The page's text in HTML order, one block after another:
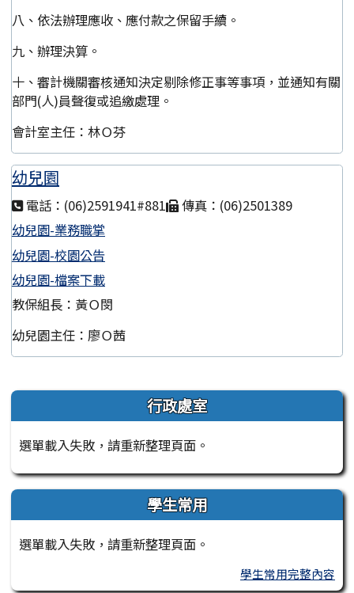
八、依法辦理應收、應付款之保留手續。
九、辦理決算。
十、審計機關審核通知決定剔除修正事等事項，並通知有關
部門(人)員聲復或追繳處理。
會計室主任：林Ｏ芬
幼兒園
電話：(06)2591941#881
傳真：(06)2501389
幼兒園-業務職掌
幼兒園-校園公告
幼兒園-檔案下載
教保組長：黃Ｏ閔
幼兒園主任：廖Ｏ茜
左邊區域內容 行政處室
選單載入失敗，請重新整理頁面。
學生常用
選單載入失敗，請重新整理頁面。
學生常用完整內容